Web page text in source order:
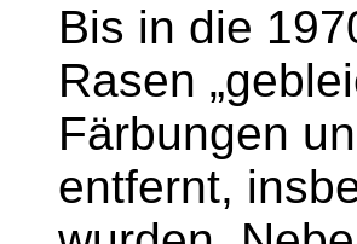
Bis in die
Rasen
Färbungen
entfernt,